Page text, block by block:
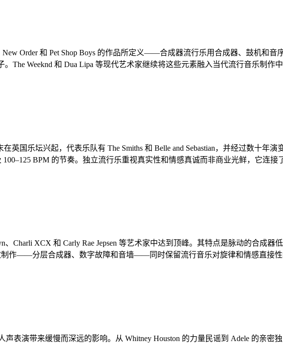
New Order 和 Pet Shop Boys 的作品所定义——合成器流行乐用合成器、鼓机和
The Weeknd 和 Dua Lipa 等现代艺术家继续将这些元素融入当代流行音乐制作
国乐坛兴起，代表乐队有 The Smiths 和 Belle and Sebastian，并经过数十年演
BPM 的节奏。独立流行乐重视真实性和情感真诚而非商业光鲜，它连
XCX 和 Carly Rae Jepsen 等艺术家中达到顶峰。其特点是脉动的合成器
制作——分层合成器、数字故障和音墙——同时保留流行音乐对旋律和情感直接
演带来缓慢而深远的影响。从 Whitney Houston 的力量民谣到 Adele 的亲密独